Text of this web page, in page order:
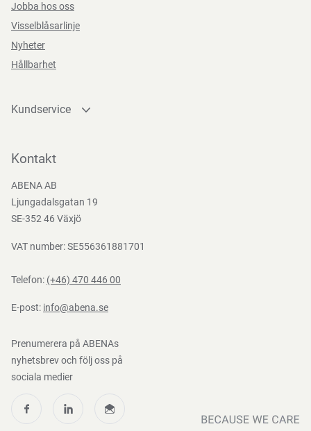
Jobba hos oss
Visselblåsarlinje
Nyheter
Hållbarhet
Kundservice
Bli kund
Nedladdningar
Kontakt
ABENA AB
Ljungadalsgatan 19
SE-352 46 Växjö
VAT number: SE556361881701
Telefon: (+46) 470 446 00
E-post: info@abena.se
Prenumerera på ABENAs
nyhetsbrev och följ oss på
sociala medier